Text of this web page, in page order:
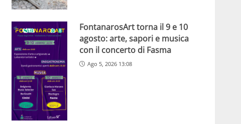
FontanarosArt torna il 9 e 10
agosto: arte, sapori e musica
con il concerto di Fasma
Ago 5, 2026 13:08